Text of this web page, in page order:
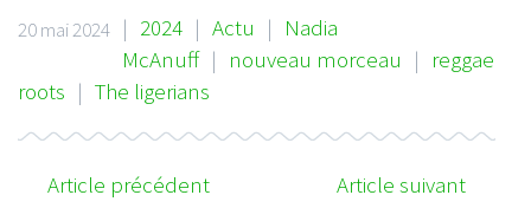
20 mai 2024 | 2024 | Actu | Nadia
McAnuff | nouveau morceau | reggae
roots | The ligerians
Article précédent Article suivant